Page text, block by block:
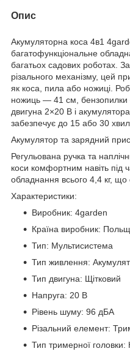
Опис
Акумуляторна коса 4в1
багатофункціональне
багатьох садових роботах.
різального механізму, цей
як коса, пила або ножиці.
ножиць — 41 см, бензопилки
двигуна 2×20 В і
забезпечує до 15 або 30
Акумулятор та зарядний
Регульована ручка та
коси комфортним навіть під
обладнання всього 4,4 кг, що
Характеристики:
Виробник: 4garden
Країна виробник:
Тип: Мультисистема
Тип живлення:
Тип двигуна: Щітковий
Напруга: 20 В
Рівень шуму: 96 дБА
Різальний елемент:
Тип тримерної головки: